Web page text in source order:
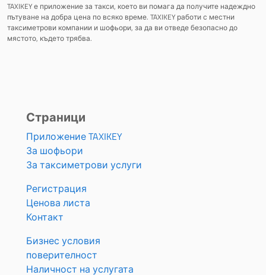
TAXIKEY е приложение за такси, което ви помага да получите надеждно
пътуване на добра цена по всяко време. TAXIKEY работи с местни
таксиметрови компании и шофьори, за да ви отведе безопасно до
мястото, където трябва.
Страници
Приложение TAXIKEY
За шофьори
За таксиметрови услуги
Регистрация
Ценова листа
Контакт
Бизнес условия
поверителност
Наличност на услугата